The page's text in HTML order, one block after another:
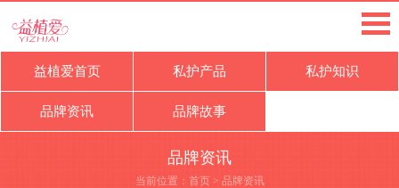
益植爱首页 私护产品 私护知识
品牌资讯 品牌故事
品牌资讯
当前位置： 首页> 品牌资讯